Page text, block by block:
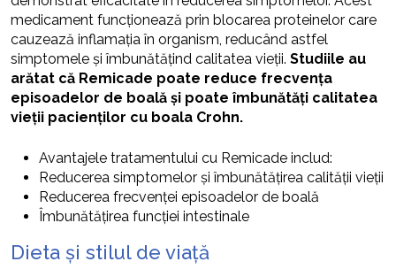
medicament funcționează prin blocarea proteinelor care
cauzează inflamația în organism, reducând astfel
simptomele și îmbunătățind calitatea vieții. Studiile au
arătat că Remicade poate reduce frecvența
episoadelor de boală și poate îmbunătăți calitatea
vieții pacienților cu boala Crohn.
Avantajele tratamentului cu Remicade includ:
Reducerea simptomelor și îmbunătățirea calității vieții
Reducerea frecvenței episoadelor de boală
Îmbunătățirea funcției intestinale
Dieta și stilul de viață